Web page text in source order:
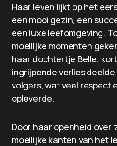
Haar leven lijkt op het
een mooi gezin, een
een luxe leefomgeving.
moeilijke momenten
haar dochtertje Belle,
ingrijpende verlies
volgers, wat veel respect
opleverde.
Door haar openheid over
moeilijke kanten van het